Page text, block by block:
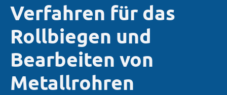
Verfahren für das
Rollbiegen und
Bearbeiten von
Metallrohren